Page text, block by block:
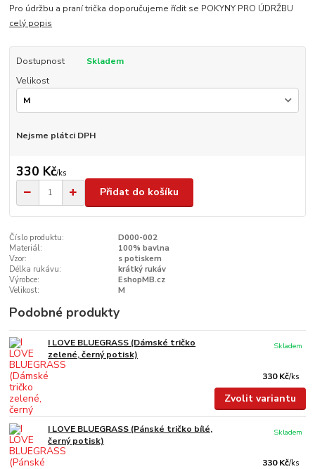
Pro údržbu a praní trička doporučujeme řídit se POKYNY PRO ÚDRŽBU
celý popis
Dostupnost
Skladem
Velikost
Nejsme plátci DPH
330 Kč/ks
Přidat do košíku
Číslo produktu:
D000-002
Materiál:
100% bavlna
Vzor:
s potiskem
Délka rukávu:
krátký rukáv
Výrobce:
EshopMB.cz
Velikost:
M
Podobné produkty
I LOVE BLUEGRASS (Dámské tričko
zelené, černý potisk)
330 Kč/ks
Skladem
Zvolit variantu
I LOVE BLUEGRASS (Pánské tričko bílé,
černý potisk)
330 Kč/ks
Skladem